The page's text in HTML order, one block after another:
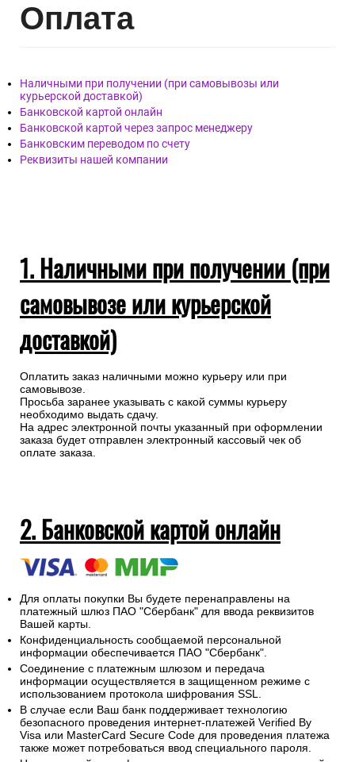
Оплата
Наличными при получении (при самовывозы или
курьерской доставкой)
Банковской картой онлайн
Банковской картой через запрос менеджеру
Банковским переводом по счету
Реквизиты нашей компании
1. Наличными при получении (при
самовывозе или курьерской
доставкой)
Оплатить заказ наличными можно курьеру или при
самовывозе.
Просьба заранее указывать с какой суммы курьеру
необходимо выдать сдачу.
На адрес электронной почты указанный при оформлении
заказа будет отправлен электронный кассовый чек об
оплате заказа.
2. Банковской картой онлайн
Для оплаты покупки Вы будете перенаправлены на
платежный шлюз ПАО "Сбербанк" для ввода реквизитов
Вашей карты.
Конфиденциальность сообщаемой персональной
информации обеспечивается ПАО "Сбербанк".
Соединение с платежным шлюзом и передача
информации осуществляется в защищенном режиме с
использованием протокола шифрования SSL.
В случае если Ваш банк поддерживает технологию
безопасного проведения интернет-платежей Verified By
Visa или MasterCard Secure Code для проведения платежа
также может потребоваться ввод специального пароля.